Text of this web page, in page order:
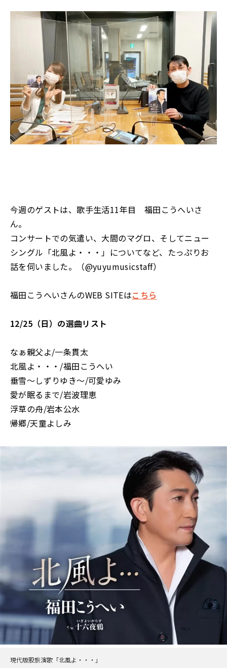
今週のゲストは、歌手生活11年目 福田こうへいさ
ん。
コンサートでの気遣い、大間のマグロ、そしてニュー
シングル「北風よ・・・」についてなど、たっぷりお
話を伺いました。（@yuyumusicstaff）
福田こうへいさんのWEB SITEはこちら
12/25（日）の選曲リスト
なぁ親父よ/一条貫太
北風よ・・・/福田こうへい
垂雪～しずりゆき～/可愛ゆみ
愛が眠るまで/岩波理恵
浮草の舟/岩本公水
帰郷/天童よしみ
現代版股旅演歌「北風よ・・・」